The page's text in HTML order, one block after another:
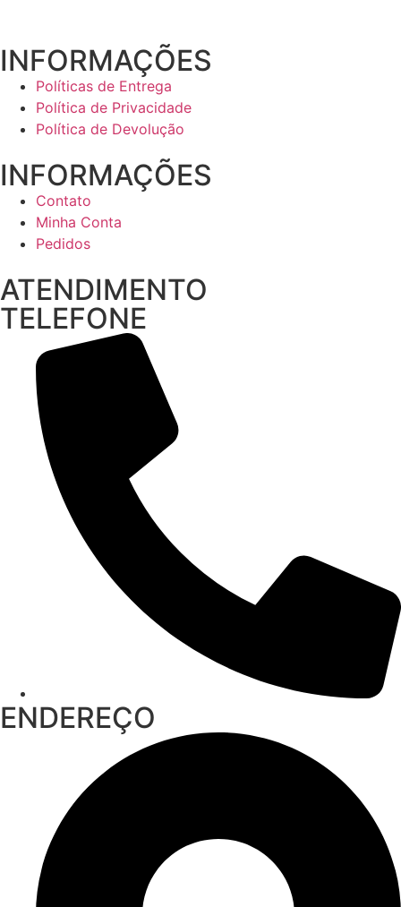
INFORMAÇÕES
Políticas de Entrega
Política de Privacidade
Política de Devolução
INFORMAÇÕES
Contato
Minha Conta
Pedidos
ATENDIMENTO
TELEFONE
ENDEREÇO